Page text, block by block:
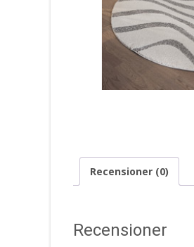
Recensioner (0)
Recensioner